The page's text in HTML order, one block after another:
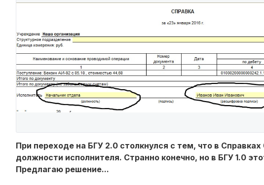
При переходе на БГУ 2.0 столкнулся с тем, что в
должности исполнителя. Странно конечно, но в БГУ 1.0
Предлагаю решение...